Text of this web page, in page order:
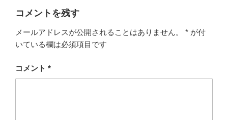
コメントを残す
メールアドレスが公開されることはありません。 * が付
いている欄は必須項目です
コメント *